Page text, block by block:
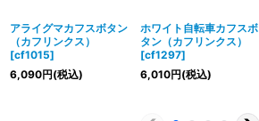
アライグマカフスボタン
（カフリンクス）
[cf1015]
6,090円(税込)
ホワイト自転車カフスボ
タン（カフリンクス）
[cf1297]
6,010円(税込)